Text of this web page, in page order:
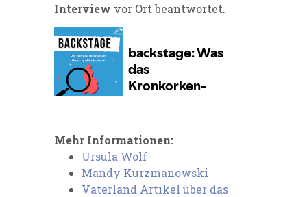
Interview vor Ort beantwortet.
Mehr Informationen:
Ursula Wolf
Mandy Kurzmanowski
Vaterland Artikel über das